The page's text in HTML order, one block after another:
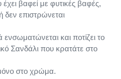
βαφεί με φυτικές βαφές,
δεν επιστρώνεται
και ποτίζει το
Σανδάλι που κρατάτε στο
στο χρώμα.